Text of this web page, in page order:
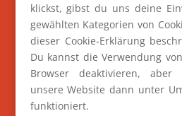
klickst, gibst du uns deine
gewählten Kategorien von
dieser Cookie-Erklärung
Du kannst die Verwendung
Browser deaktivieren,
unsere Website dann unter
funktioniert.